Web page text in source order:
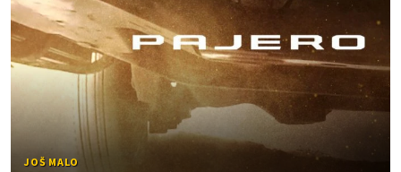
JOŠ MALO